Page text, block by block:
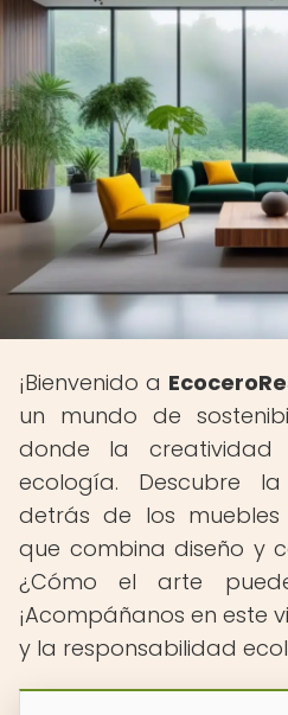
¡Bienvenido a
un mundo de
donde la
ecología. Descubre
detrás de los muebles
que combina diseño y
¿Cómo el arte
¡Acompáñanos en este
y la responsabilidad